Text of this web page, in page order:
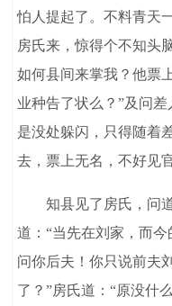
怕人提起了。不料青天
房氏来，惊得个不知头
如何县间来掌我？他票
业种告了状么？”及问
是没处躲闪，只得随着
去，票上无名，不好见
知县见了房氏，问道
道：“当先在刘家，而
问你后夫！你只说前夫
了？”房氏道：“原没什